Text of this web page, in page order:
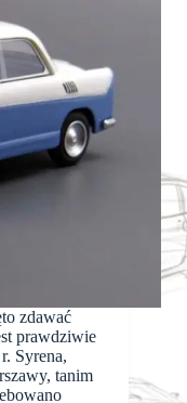
zdawać
prawdziwie
Syrena,
tanim